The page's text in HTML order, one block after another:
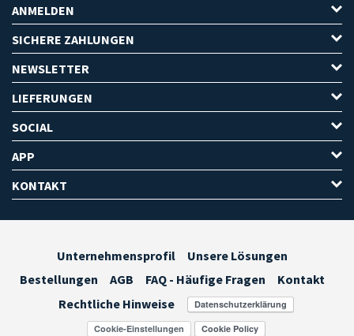
ANMELDEN
SICHERE ZAHLUNGEN
NEWSLETTER
LIEFERUNGEN
SOCIAL
APP
KONTAKT
Unternehmensprofil
Unsere Lösungen
Bestellungen
AGB FAQ - Häufige Fragen
Kontakt
Rechtliche Hinweise
Cookie-Einstellungen